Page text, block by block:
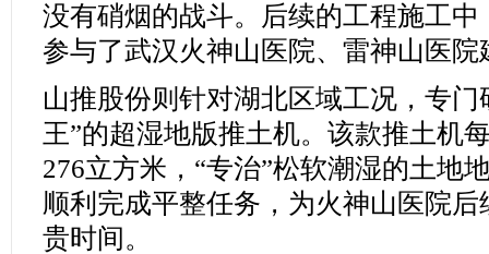
没有硝烟的战斗。后续的工程施工
参与了武汉火神山医院、雷神山医院
山推股份则针对湖北区域工况，专
王”的超湿地版推土机。该款推土机
276立方米，“专治”松软潮湿的土地
顺利完成平整任务，为火神山医院
贵时间。